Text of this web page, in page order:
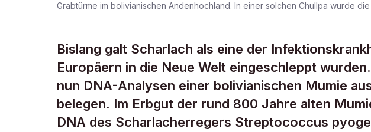
Scharlach wurde
Europäern
Grabtürme im bolivianischen Andenhochland. In einer solchen Chullpa wurde
Bislang galt Scharlach als eine der
Europäern in die Neue Welt eingeschleppt
nun DNA-Analysen einer bolivianischen Mumie
belegen. Im Erbgut der rund 800 Jahre alten
DNA des Scharlacherregers Streptococcus